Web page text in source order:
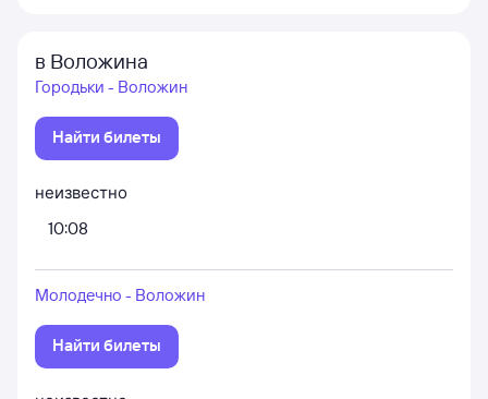
в Воложина
Городьки - Воложин
Найти билеты
неизвестно
10:08
Молодечно - Воложин
Найти билеты